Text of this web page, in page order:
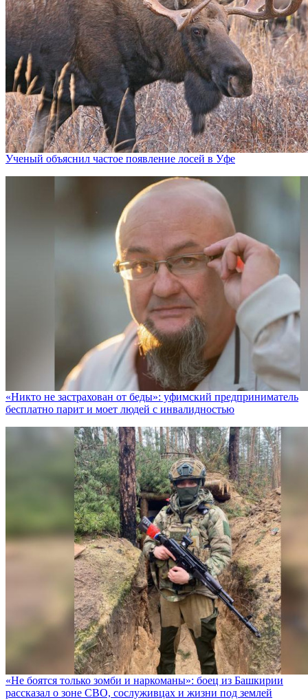
Ученый объяснил частое появление лосей в Уфе
«Никто не заcтрахован от беды»: уфимский предприниматель
бесплатно парит и моет людей с инвалидностью
«Не боятся только зомби и наркоманы»: боец из Башкирии
рассказал о зоне СВО, сослуживцах и жизни под землей